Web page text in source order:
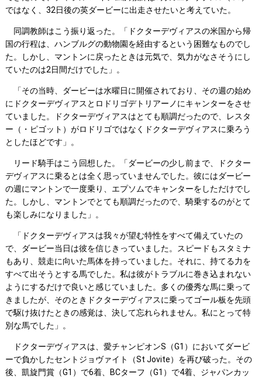
ではなく、32日後の英ダービーに出走させたいと考えていた。
同調教師はこう振り返った。「ドクターデヴィアスの米国から帰
国の行程は、ハンブルグの動物園を経由するという困難なものでし
た。しかし、マントンに戻ったときは元気で、気力がなさそうにし
ていたのは2日間だけでした」。
「その当時、ダービーは水曜日に開催されており、その週の始め
にドクターデヴィアスとロドリゴデトリアーノにキャンターをさせ
ていました。ドクターデヴィアスはとても順調だったので、レスタ
ー（・ピゴット）がロドリゴではなくドクターデヴィアスに乗ろう
としたほどです」。
リード騎手はこう回想した。「ダービーの少し前まで、ドクター
デヴィアスに乗るとは全く思っていませんでした。彼にはダービー
の週にマントンで一度乗り、エプソムでキャンターをしただけでし
た。しかし、マントンでとても順調だったので、騎乗するのがとて
も楽しみになりました」。
「ドクターデヴィアスは我々が望む特性をすべて備えていたの
で、ダービー当日は彼を信じきっていました。スピードもスタミナ
もあり、競走に向いた馬体を持っていました。それに、持てる力を
すべて出そうとする馬でした。私は彼がトラブルに巻き込まれない
ようにするだけで良いと感じていました。多くの優秀な馬に乗って
きましたが、そのときドクターデヴィアスに乗ってゴール板を先頭
で駆け抜けたときの感覚は、決して忘れられません。私にとって特
別な馬でした」。
ドクターデヴィアスは、愛チャンピオンS（G1）においてダービ
ーで負かしたセントジョヴァイト（St Jovite）を再び破った。その
後、凱旋門賞（G1）で6着、BCターフ（G1）で4着、ジャパンカッ